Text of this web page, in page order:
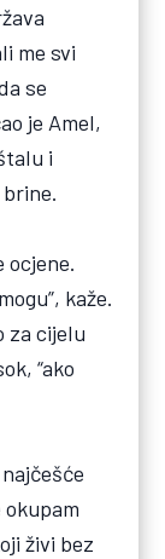
me svi
se
je Amel,
i
ocjene.
kaže.
za cijelu
“ako
okupam
živi bez